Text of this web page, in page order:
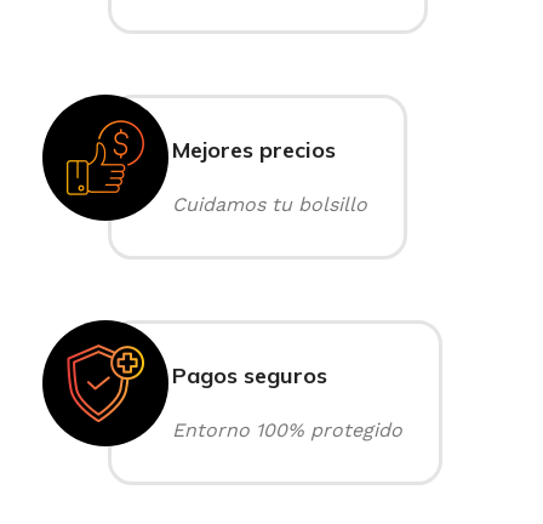
Mejores precios
Cuidamos tu bolsillo
Pagos seguros
Entorno 100% protegido